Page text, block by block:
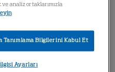
purpose filtration
to perfectly fit
with airflow up to
smoke, fumes,
ve analiz ortaklarımızla
Tanımlama Bilgilerini Kabul Et
Ayarları